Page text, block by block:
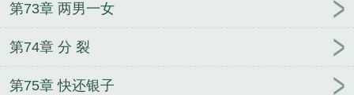
第73章 两男一女
第74章 分 裂
第75章 快还银子